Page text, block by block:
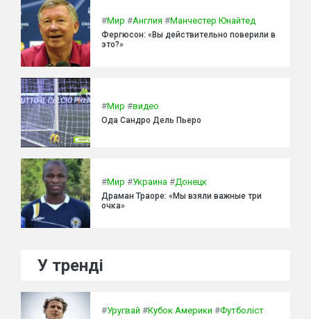
#Мир #Англия #Манчестер Юнайтед
Фергюсон: «Вы действительно поверили в
это?»
#Мир #видео
Ода Сандро Дель Пьеро
#Мир #Украина #Донецк
Драман Траоре: «Мы взяли важные три
очка»
У тренді
#Уругвай #Кубок Америки #Футболіст